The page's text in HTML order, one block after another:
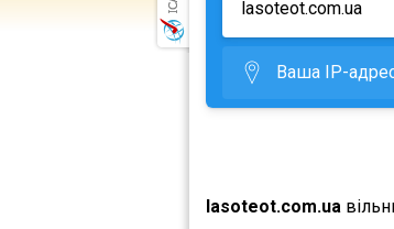
Ваша IP-
lasoteot.com.ua